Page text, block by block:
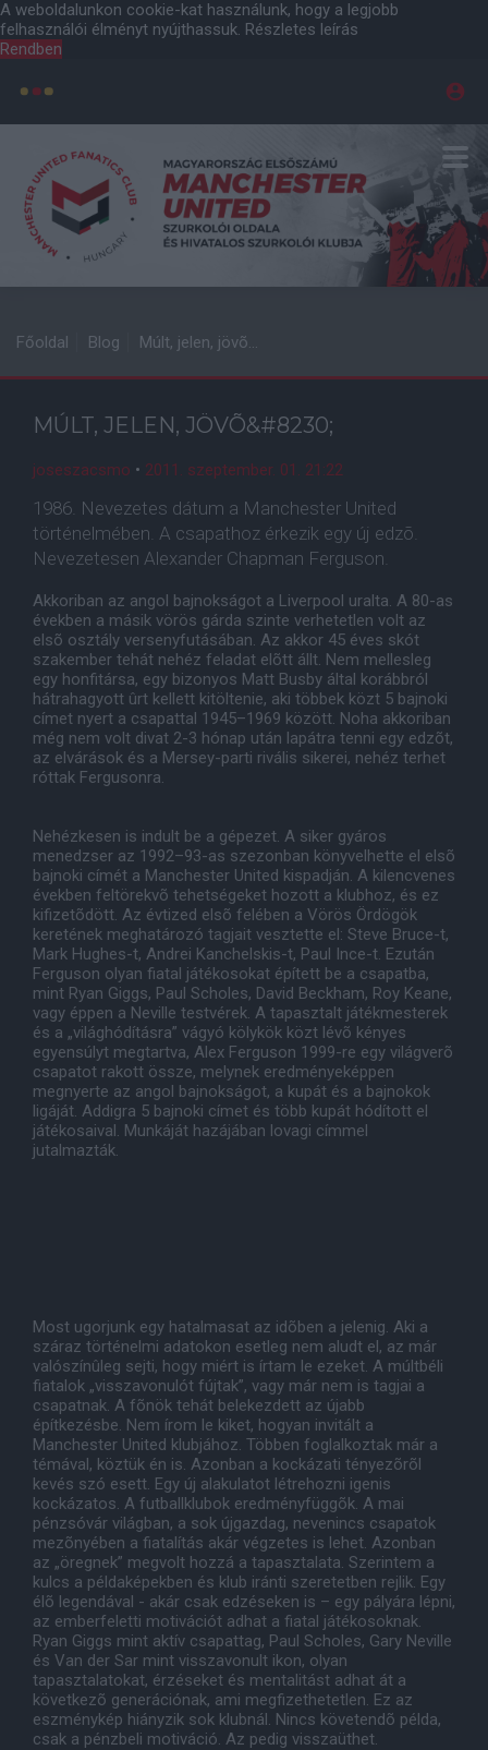
A weboldalunkon cookie-kat használunk, hogy a legjobb
felhasználói élményt nyújthassuk. Részletes leírás
Rendben
Főoldal Blog Múlt, jelen, jövõ…
MÚLT, JELEN, JÖVÕ&#8230;
joseszacsmo • 2011. szeptember. 01. 21:22
1986. Nevezetes dátum a Manchester United
történelmében. A csapathoz érkezik egy új edzõ.
Nevezetesen Alexander Chapman Ferguson.
Akkoriban az angol bajnokságot a Liverpool uralta. A 80-as
években a másik vörös gárda szinte verhetetlen volt az
elsõ osztály versenyfutásában. Az akkor 45 éves skót
szakember tehát nehéz feladat elõtt állt. Nem mellesleg
egy honfitársa, egy bizonyos Matt Busby által korábbról
hátrahagyott ûrt kellett kitöltenie, aki többek közt 5 bajnoki
címet nyert a csapattal 1945–1969 között. Noha akkoriban
még nem volt divat 2-3 hónap után lapátra tenni egy edzõt,
az elvárások és a Mersey-parti rivális sikerei, nehéz terhet
róttak Fergusonra.
Nehézkesen is indult be a gépezet. A siker gyáros
menedzser az 1992–93-as szezonban könyvelhette el elsõ
bajnoki címét a Manchester United kispadján. A kilencvenes
években feltörekvõ tehetségeket hozott a klubhoz, és ez
kifizetõdött. Az évtized elsõ felében a Vörös Ördögök
keretének meghatározó tagjait vesztette el: Steve Bruce-t,
Mark Hughes-t, Andrei Kanchelskis-t, Paul Ince-t. Ezután
Ferguson olyan fiatal játékosokat épített be a csapatba,
mint Ryan Giggs, Paul Scholes, David Beckham, Roy Keane,
vagy éppen a Neville testvérek. A tapasztalt játékmesterek
és a „világhódításra” vágyó kölykök közt lévõ kényes
egyensúlyt megtartva, Alex Ferguson 1999-re egy világverõ
csapatot rakott össze, melynek eredményeképpen
megnyerte az angol bajnokságot, a kupát és a bajnokok
ligáját. Addigra 5 bajnoki címet és több kupát hódított el
játékosaival. Munkáját hazájában lovagi címmel
jutalmazták.
Most ugorjunk egy hatalmasat az idõben a jelenig. Aki a
száraz történelmi adatokon esetleg nem aludt el, az már
valószínûleg sejti, hogy miért is írtam le ezeket. A múltbéli
fiatalok „visszavonulót fújtak”, vagy már nem is tagjai a
csapatnak. A fõnök tehát belekezdett az újabb
építkezésbe. Nem írom le kiket, hogyan invitált a
Manchester United klubjához. Többen foglalkoztak már a
témával, köztük én is. Azonban a kockázati tényezõrõl
kevés szó esett. Egy új alakulatot létrehozni igenis
kockázatos. A futballklubok eredményfüggõk. A mai
pénzsóvár világban, a sok újgazdag, nevenincs csapatok
mezõnyében a fiatalítás akár végzetes is lehet. Azonban
az „öregnek” megvolt hozzá a tapasztalata. Szerintem a
kulcs a példaképekben és klub iránti szeretetben rejlik. Egy
élõ legendával - akár csak edzéseken is – egy pályára lépni,
az emberfeletti motivációt adhat a fiatal játékosoknak.
Ryan Giggs mint aktív csapattag, Paul Scholes, Gary Neville
és Van der Sar mint visszavonult ikon, olyan
tapasztalatokat, érzéseket és mentalitást adhat át a
következõ generációnak, ami megfizethetetlen. Ez az
eszménykép hiányzik sok klubnál. Nincs követendõ példa,
csak a pénzbeli motiváció. Az pedig visszaüthet.